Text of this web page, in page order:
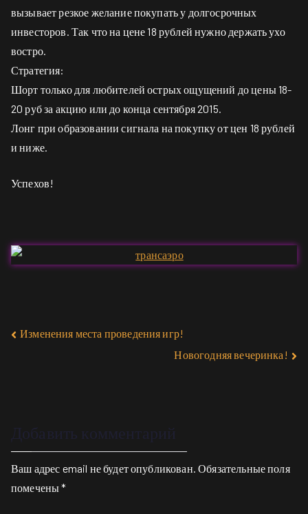
вызывает резкое желание покупать у долгосрочных
инвесторов. Так что на цене 18 рублей нужно держать ухо
востро.
Стратегия:
Шорт только для любителей острых ощущений до цены 18-
20 руб за акцию или до конца сентября 2015.
Лонг при образовании сигнала на покупку от цен 18 рублей
и ниже.
Успехов!
Изменения места проведения игр!
Новогодняя вечеринка!
Добавить комментарий
Ваш адрес email не будет опубликован. Обязательные поля
помечены*